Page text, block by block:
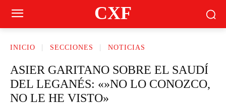
CXF
INICIO SECCIONES NOTICIAS
ASIER GARITANO SOBRE EL SAUDÍ
DEL LEGANÉS: «»NO LO CONOZCO,
NO LE HE VISTO»